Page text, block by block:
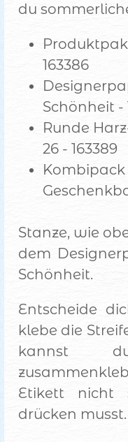
du
163386
Schönheit -
Runde
26 - 163389
Stanze, wie
dem
Schönheit.
Entscheide
klebe die
kannst
Etikett nicht
drücken musst.